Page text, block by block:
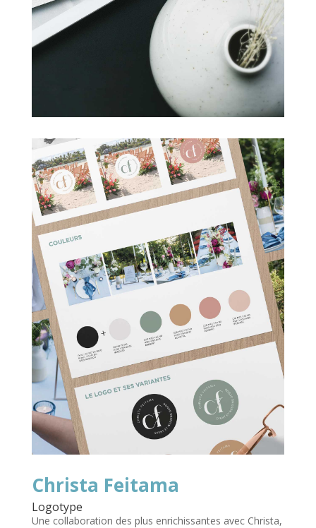
Christa Feitama
Logotype
Une collaboration des plus enrichissantes avec Christa,